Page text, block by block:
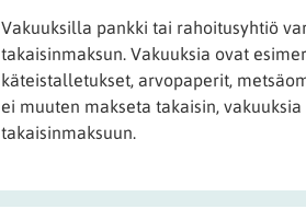
Vakuuksilla pankki tai rahoitusyhtiö
takaisinmaksun. Vakuuksia ovat
käteistalletukset, arvopaperit,
ei muuten makseta takaisin,
takaisinmaksuun.